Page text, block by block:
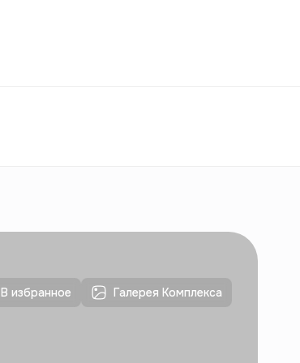
В избранное Галерея Комплекса